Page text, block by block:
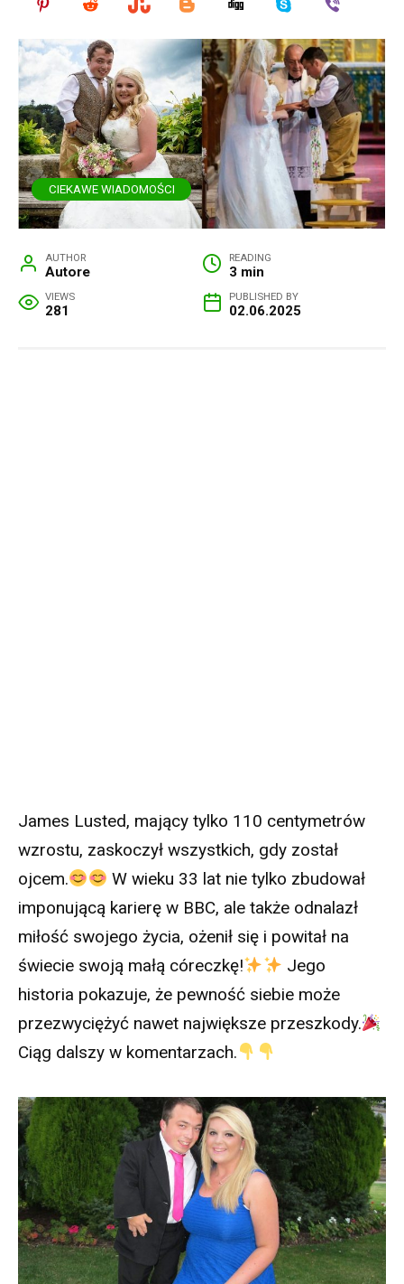
CIEKAWE WIADOMOŚCI
AUTHOR
Autore
READING
3 min
VIEWS
281
PUBLISHED BY
02.06.2025
James Lusted, mający tylko 110 centymetrów
wzrostu, zaskoczył wszystkich, gdy został
ojcem.
W wieku 33 lat nie tylko zbudował
imponującą karierę w BBC, ale także odnalazł
miłość swojego życia, ożenił się i powitał na
świecie swoją małą córeczkę!
Jego
historia pokazuje, że pewność siebie może
przezwyciężyć nawet największe przeszkody.
Ciąg dalszy w komentarzach.